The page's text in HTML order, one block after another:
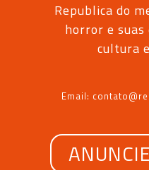
Republica do
horror e
cultura
Email: